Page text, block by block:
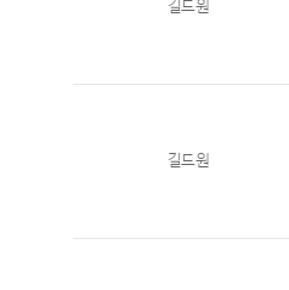
길드원
길드원